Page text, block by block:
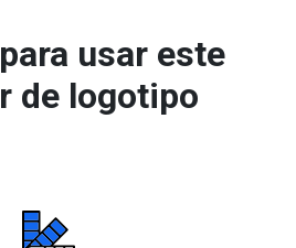
usar este
de logotipo